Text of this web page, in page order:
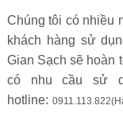
Chúng tôi có nhiều
khách hàng sử
Gian Sạch sẽ hoàn
có nhu cầu sử
hotline: